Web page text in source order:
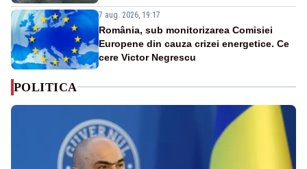
7 aug. 2026, 19:17
România, sub monitorizarea Comisiei
Europene din cauza crizei energetice. Ce
cere Victor Negrescu
POLITICA